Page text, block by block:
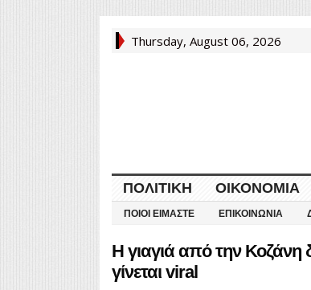
Thursday, August 06, 2026
ΠΟΛΙΤΙΚΉ ΟΙΚΟΝΟΜΊΑ
ΠΟΙΟΙ ΕΊΜΑΣΤΕ ΕΠΙΚΟΙΝΩΝΊΑ
Η γιαγιά από την Κοζάνη
γίνεται viral